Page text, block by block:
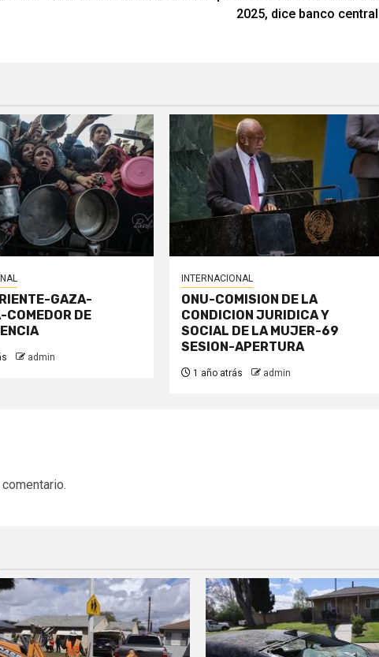
2025, dice banco central
GAZA-
DE
admin
INTERNACIONAL
ONU-COMISION DE LA
CONDICION JURIDICA Y
SOCIAL DE LA MUJER-69
SESION-APERTURA
1 año atrás admin